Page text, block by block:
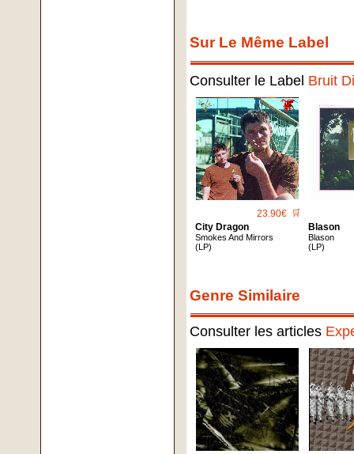
Sur Le Même Label
Consulter le Label Bruit
23.90€ 🛒
City Dragon
Smokes And Mirrors
(LP)
Blason
Blason
(LP)
Genre Similaire
Consulter les articles